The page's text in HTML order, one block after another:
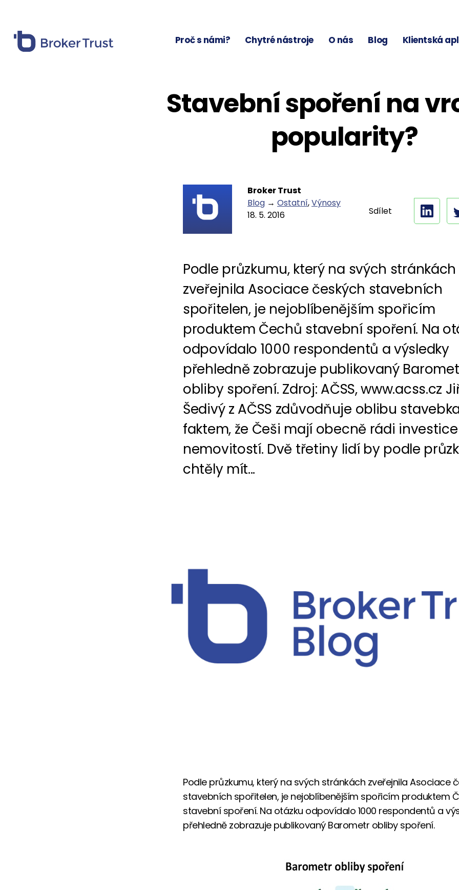
Proč s námi? Chytré nástroje O nás Blog Klientská
Stavební spoření na
popularity?
Broker Trust
Blog → Ostatní,Výnosy
18. 5. 2016
Sdílet
Podle průzkumu, který na svých stránkách
zveřejnila Asociace českých stavebních
spořitelen, je nejoblíbenějším spořicím
produktem Čechů stavební spoření. Na
odpovídalo 1000 respondentů a výsledky
přehledně zobrazuje publikovaný
obliby spoření. Zdroj: AČSS, www.acss.cz
Šedivý z AČSS zdůvodňuje oblibu
faktem, že Češi mají obecně rádi
nemovitostí. Dvě třetiny lidí by podle
chtěly mít...
Podle průzkumu, který na svých stránkách zveřejnila Asociace
stavebních spořitelen, je nejoblíbenějším spořicím produktem
stavební spoření. Na otázku odpovídalo 1000 respondentů a
přehledně zobrazuje publikovaný Barometr obliby spoření.